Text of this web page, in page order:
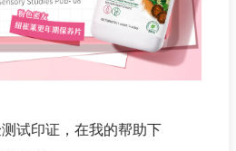
试印证，在我的帮助下